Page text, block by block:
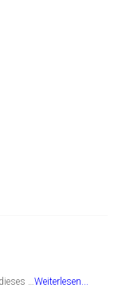
…Weiterlesen...